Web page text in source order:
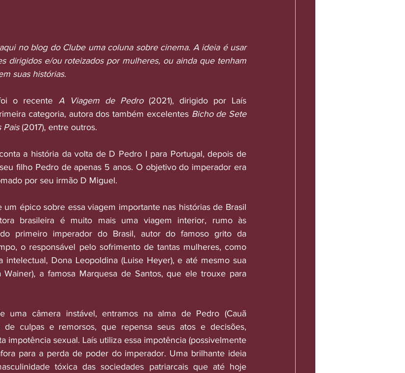
no blog do Clube uma coluna sobre cinema. A ideia é usar
dirigidos e/ou roteizados por mulheres, ou ainda que tenham
suas histórias.
o recente A Viagem de Pedro (2021), dirigido por Laís
categoria, autora dos também excelentes Bicho de Sete
Pais (2017), entre outros.
a história da volta de D Pedro I para Portugal, depois de
filho Pedro de apenas 5 anos. O objetivo do imperador era
por seu irmão D Miguel.
épico sobre essa viagem importante nas histórias de Brasil
brasileira é muito mais uma viagem interior, rumo às
primeiro imperador do Brasil, autor do famoso grito da
o responsável pelo sofrimento de tantas mulheres, como
intelectual, Dona Leopoldina (Luise Heyer), e até mesmo sua
Wainer), a famosa Marquesa de Santos, que ele trouxe para
câmera instável, entramos na alma de Pedro (Cauã
de culpas e remorsos, que repensa seus atos e decisões,
impotência sexual. Laís utiliza essa impotência (possivelmente
para a perda de poder do imperador. Uma brilhante ideia
tóxica das sociedades patriarcais que até hoje